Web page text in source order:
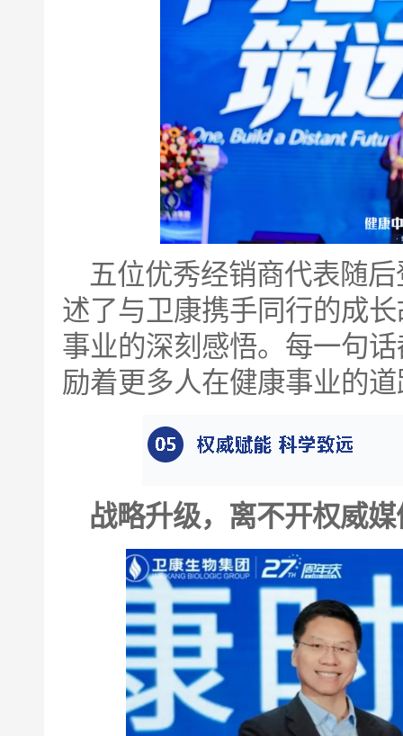
五位优秀经销商代表随
述了与卫康携手同行的成
事业的深刻感悟。每一句
励着更多人在健康事业的
战略升级，离不开权威